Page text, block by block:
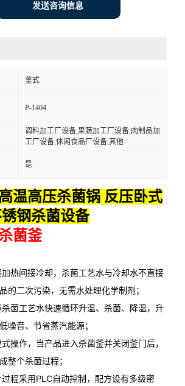
发送咨询信息
釜式
P-1404
调料加工厂设备,果蔬加工厂设备,肉制品加
工厂设备,休闲食品厂设备,其他
是
温高压杀菌锅 反压卧式
钢杀菌设备
菌釜
间接冷却，杀菌工艺水与冷却水不直接
的二次污染，无需水处理化学制剂；
工艺水快速循环升温、杀菌、降温，升
噪音、节省蒸汽能源；
作，当产品进入杀菌釜并关闭釜门后，
整个杀菌过程；
采用PLC自动控制，配方设有多级密